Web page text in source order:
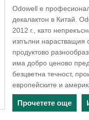
Odowell е
декалактон в Китай.
2012 г., като
изпълни нарастващия
продуктово
има добро ценово
безцветна течност,
европейските и
Прочетете още